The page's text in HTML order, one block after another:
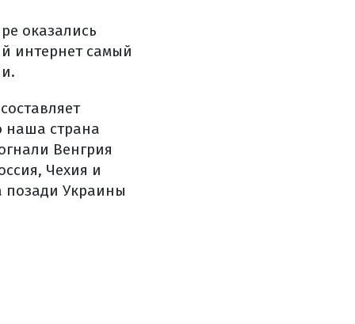
оказались
интернет самый
наша страна
Венгрия
Чехия и
позади Украины